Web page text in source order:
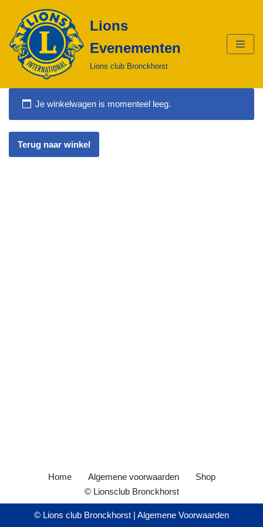
Ga
naar
de
inhoud
Lions
Evenementen
Lions club Bronckhorst
Je winkelwagen is momenteel leeg.
Terug naar winkel
Home Algemene voorwaarden
Shop
© Lionsclub Bronckhorst
© Lions club Bronckhorst | Algemene Voorwaarden